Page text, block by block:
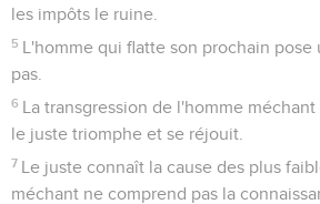
les impôts le ruine.
5 L'homme qui flatte son prochain pose
pas.
6 La transgression de l'homme
le juste triomphe et se réjouit.
7 Le juste connaît la cause des plus
méchant ne comprend pas la